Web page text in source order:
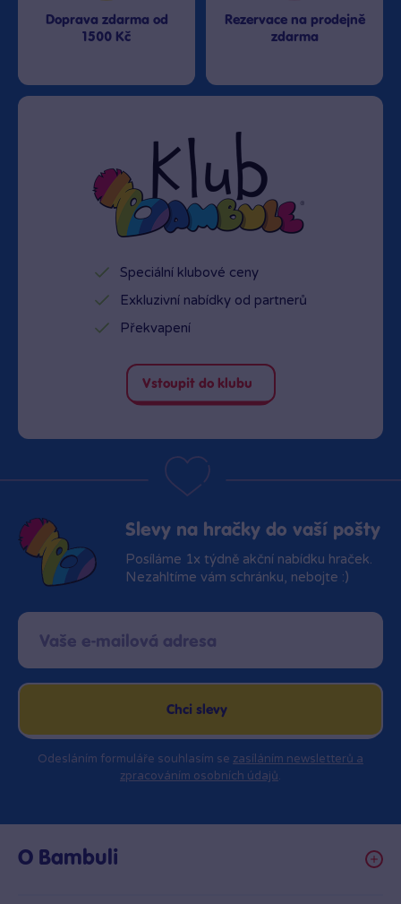
Doprava zdarma od
1500 Kč
Rezervace na prodejně
zdarma
Speciální klubové ceny
Exkluzivní nabídky od partnerů
Překvapení
Vstoupit do klubu
Slevy na hračky do vaší pošty
Posíláme 1x týdně akční nabídku hraček.
Nezahltíme vám schránku, nebojte :)
Chci slevy
Odesláním formuláře souhlasím se zasíláním newsletterů a
zpracováním osobních údajů.
O Bambuli